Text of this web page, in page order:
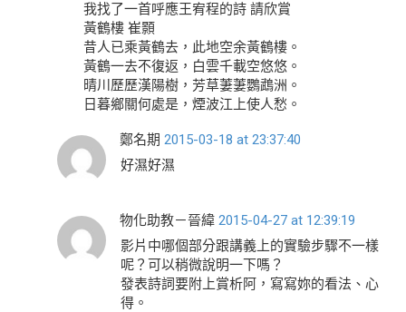
我找了一首呼應王宥程的詩 請欣賞
黃鶴樓 崔顥
昔人已乘黃鶴去，此地空余黃鶴樓。
黃鶴一去不復返，白雲千載空悠悠。
晴川歷歷漢陽樹，芳草萋萋鸚鵡洲。
日暮鄉關何處是，煙波江上使人愁。
鄭名期 2015-03-18 at 23:37:40
好濕好濕
物化助教－晉緯 2015-04-27 at 12:39:19
影片中哪個部分跟講義上的實驗步驟不一樣
呢？可以稍微說明一下嗎？
發表詩詞要附上賞析阿，寫寫妳的看法、心
得。